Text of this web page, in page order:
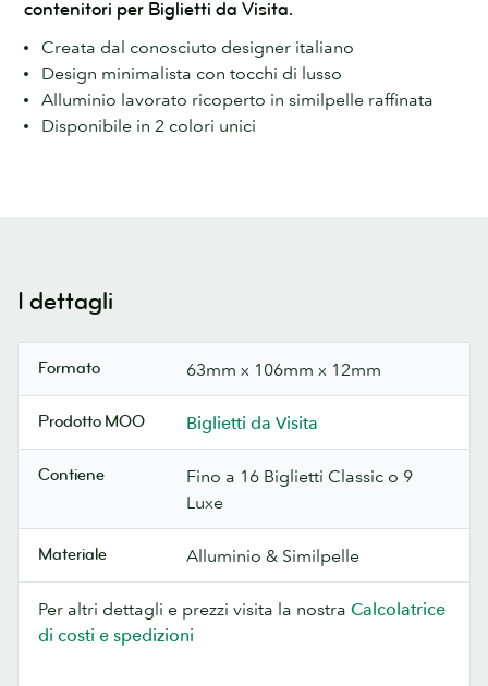
contenitori per Biglietti da Visita.
Creata dal conosciuto designer italiano
Design minimalista con tocchi di lusso
Alluminio lavorato ricoperto in similpelle raffinata
Disponibile in 2 colori unici
I dettagli
Formato 63mm x 106mm x 12mm
Prodotto MOO Biglietti da Visita
Contiene
Fino a 16 Biglietti Classic o 9
Luxe
Materiale Alluminio & Similpelle
Per altri dettagli e prezzi visita la nostra Calcolatrice
di costi e spedizioni